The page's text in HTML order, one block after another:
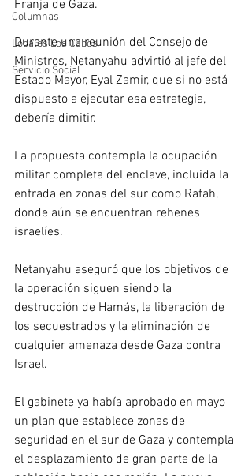
Columnas
Locales Los Cabos
Servicio Social
Franja de Gaza.
Durante una reunión del Consejo de
Ministros, Netanyahu advirtió al jefe del
Estado Mayor, Eyal Zamir, que si no está
dispuesto a ejecutar esa estrategia,
debería dimitir.
La propuesta contempla la ocupación
militar completa del enclave, incluida la
entrada en zonas del sur como Rafah,
donde aún se encuentran rehenes
israelíes.
Netanyahu aseguró que los objetivos de
la operación siguen siendo la
destrucción de Hamás, la liberación de
los secuestrados y la eliminación de
cualquier amenaza desde Gaza contra
Israel.
El gabinete ya había aprobado en mayo
un plan que establece zonas de
seguridad en el sur de Gaza y contempla
el desplazamiento de gran parte de la